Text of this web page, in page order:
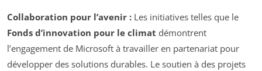
Collaboration pour l’avenir : Les initiatives telles que le
Fonds d’innovation pour le climat démontrent
l’engagement de Microsoft à travailler en partenariat pour
développer des solutions durables. Le soutien à des projets